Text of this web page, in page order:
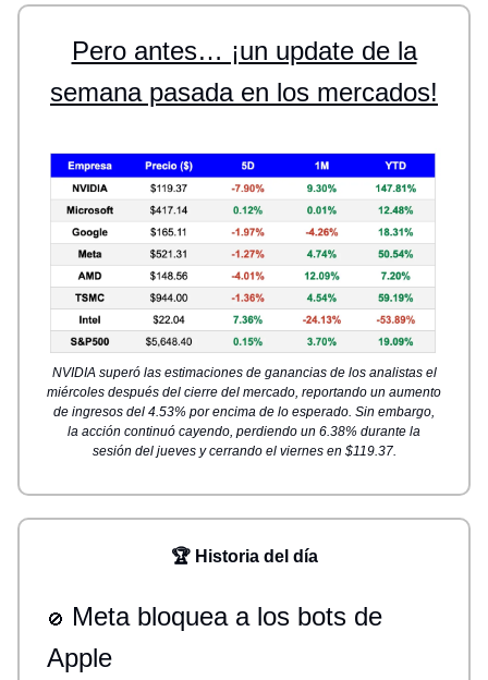
Pero antes… ¡un update de la
semana pasada en los mercados!
NVIDIA superó las estimaciones de ganancias de los analistas el
miércoles después del cierre del mercado, reportando un aumento
de ingresos del 4.53% por encima de lo esperado. Sin embargo,
la acción continuó cayendo, perdiendo un 6.38% durante la
sesión del jueves y cerrando el viernes en $119.37.
🏆 Historia del día
🚫
Meta bloquea a los bots de
Apple